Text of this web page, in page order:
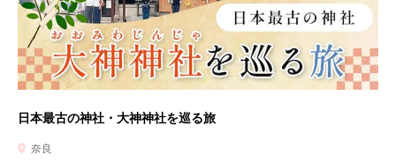
日本最古の神社・大神神社を巡る旅
奈良